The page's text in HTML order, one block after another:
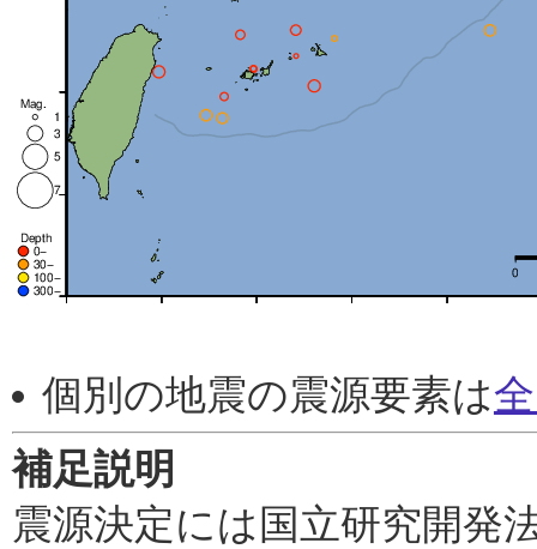
個別の地震の震源要素は
補足説明
震源決定には国立研究開発